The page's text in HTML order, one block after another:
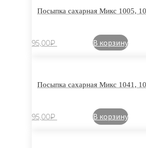
Посыпка сахарная Микс 1005,
95,00₽ В корзину
Посыпка сахарная Микс 1041,
95,00₽ В корзину